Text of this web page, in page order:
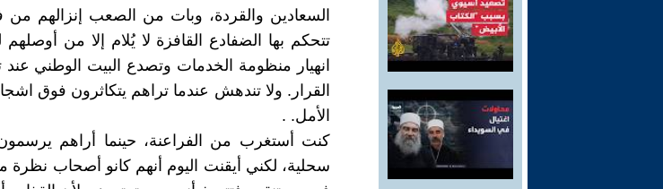
السعادين والقردة، وبات من الصعب إنزالهم
تتحكم بها الضفادع القافزة لا يُلام إلا من
انهيار منظومة الخدمات وتصدع البيت الوطني
القرار. ولا تندهش عندما تراهم يتكاثرون فوق
الأمل. .
كنت أستغرب من الفراعنة، حينما أراهم
سحلية، لكني أيقنت اليوم أنهم كانو أصحاب نظرة